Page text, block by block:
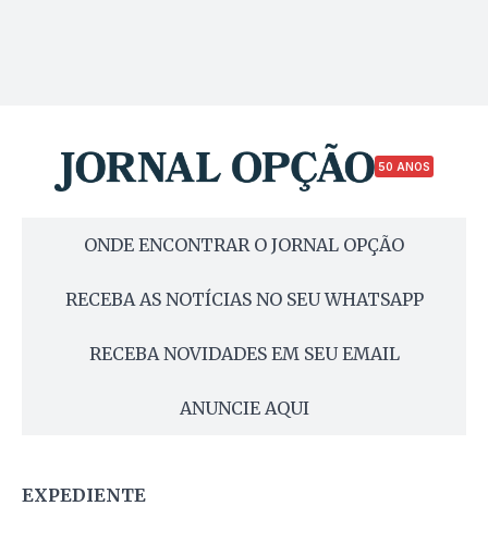
50 ANOS
ONDE ENCONTRAR O JORNAL OPÇÃO
RECEBA AS NOTÍCIAS NO SEU WHATSAPP
RECEBA NOVIDADES EM SEU EMAIL
ANUNCIE AQUI
EXPEDIENTE